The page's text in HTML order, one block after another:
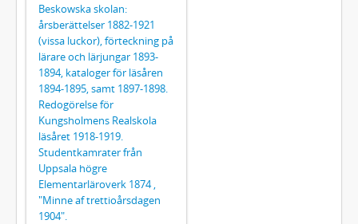
Beskowska skolan:
årsberättelser 1882-1921
(vissa luckor), förteckning på
lärare och lärjungar 1893-
1894, kataloger för läsåren
1894-1895, samt 1897-1898.
Redogörelse för
Kungsholmens Realskola
läsåret 1918-1919.
Studentkamrater från
Uppsala högre
Elementarläroverk 1874 ,
"Minne af trettioårsdagen
1904".